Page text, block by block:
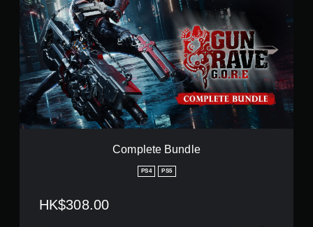
m
p
l
t
e
B
u
n
Complete Bundle
PS4 PS5
HK$308.00